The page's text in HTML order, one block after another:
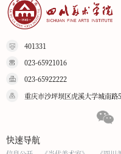
401331
023-65921016
023-65922222
重庆市沙坪坝区虎溪大学城南路
快速导航